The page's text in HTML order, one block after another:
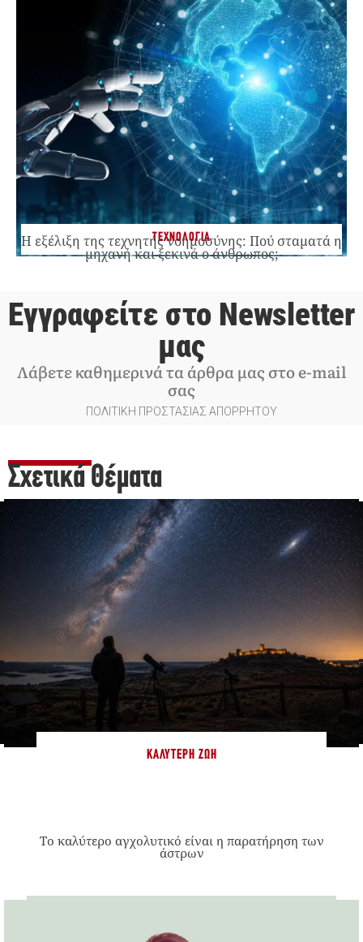
ΤΕΧΝΟΛΟΓΙΑ
Η εξέλιξη της τεχνητής νοημοσύνης: Πού σταματά η
μηχανή και ξεκινά ο άνθρωπος;
Εγγραφείτε στο Newsletter
μας
Λάβετε καθημερινά τα άρθρα μας στο e-mail
σας
ΠΟΛΙΤΙΚΗ ΠΡΟΣΤΑΣΙΑΣ ΑΠΟΡΡΗΤΟΥ
Σχετικά Θέματα
ΚΑΛΎΤΕΡΗ ΖΩΉ
Το καλύτερο αγχολυτικό είναι η παρατήρηση των
άστρων